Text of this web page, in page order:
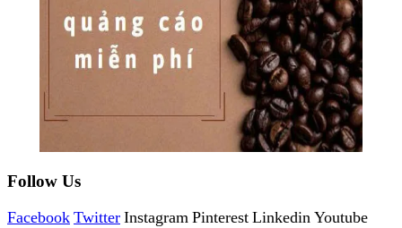
Follow Us
Facebook Twitter Instagram Pinterest Linkedin Youtube